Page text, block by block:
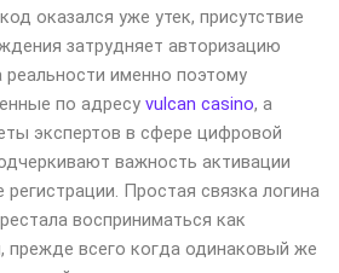
оказался уже утек, присутствие
затрудняет авторизацию
именно поэтому
по адресу vulcan casino, а
экспертов в сфере цифровой
важность активации
Простая связка логина
восприниматься как
прежде всего когда одинаковый же